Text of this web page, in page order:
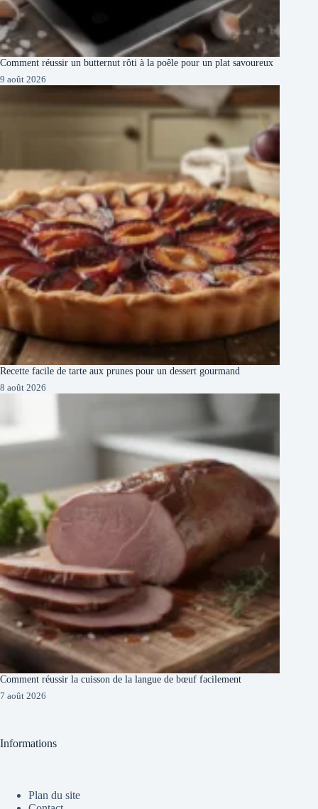
Comment réussir un butternut rôti à la poêle pour un plat savoureux
9 août 2026
Recette facile de tarte aux prunes pour un dessert gourmand
8 août 2026
Comment réussir la cuisson de la langue de bœuf facilement
7 août 2026
Informations
Plan du site